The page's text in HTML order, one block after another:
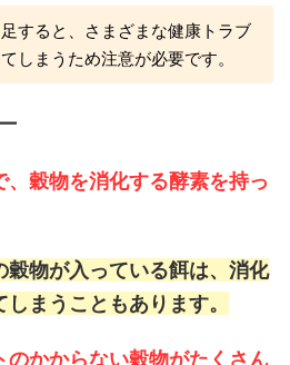
すると、さまざまな健康トラブ
しまうため注意が必要です。
、穀物を消化する酵素を持っ
穀物が入っている餌は、消化
まうこともあります。
のかからない穀物がたくさん